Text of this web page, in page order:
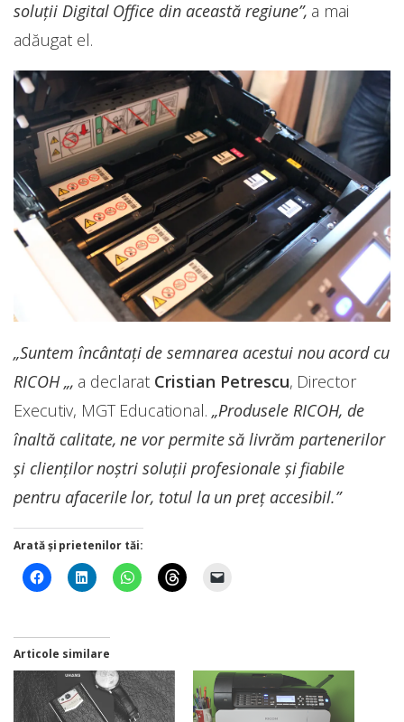
soluţii Digital Office din această regiune”, a mai
adăugat el.
„Suntem încântaţi de semnarea acestui nou acord cu
RICOH „, a declarat Cristian Petrescu, Director
Executiv, MGT Educational.„Produsele RICOH, de
înaltă calitate, ne vor permite să livrăm partenerilor
şi clienţilor noştri soluţii profesionale şi fiabile
pentru afacerile lor, totul la un preţ accesibil.”
Arată și prietenilor tăi:
Articole similare